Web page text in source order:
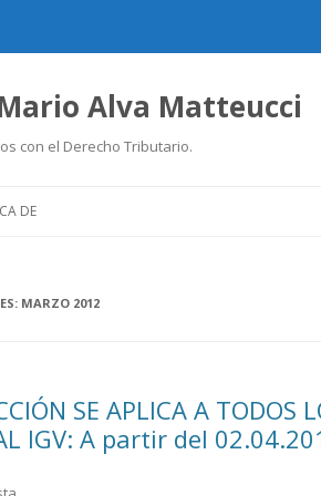
Alva Matteucci
con el Derecho Tributario.
DE
MARZO 2012
SE APLICA A TODOS
IGV: A partir del